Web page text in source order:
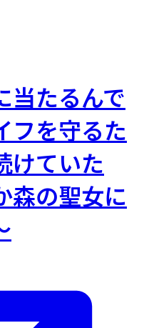
当たるんで
を守るた
けていた
森の聖女に